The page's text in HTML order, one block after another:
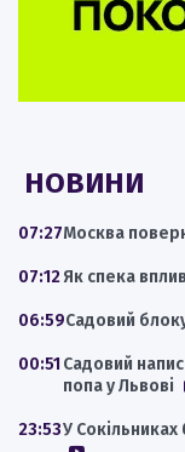
НОВИНИ
07:27Москва
07:12Як спека
06:59Садовий
00:51 Садовий
попа у Львові
23:53У Сокільниках